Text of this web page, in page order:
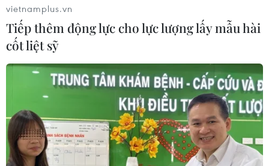
06/08/2026 09:07
Khởi tố Chủ tịch Hội đồng quản trị,
Giám đốc Công ty cổ phần Mekolor
06/08/2026 09:06
Đồng Nai yêu cầu đẩy nhanh tiến độ
dự án kết nối vùng, sân bay Long
vietnamplus.vn
Tiếp thêm động lực cho lực lượng lấy mẫu hài
cốt liệt sỹ